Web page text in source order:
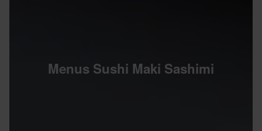
Menus Sushi Maki Sashimi